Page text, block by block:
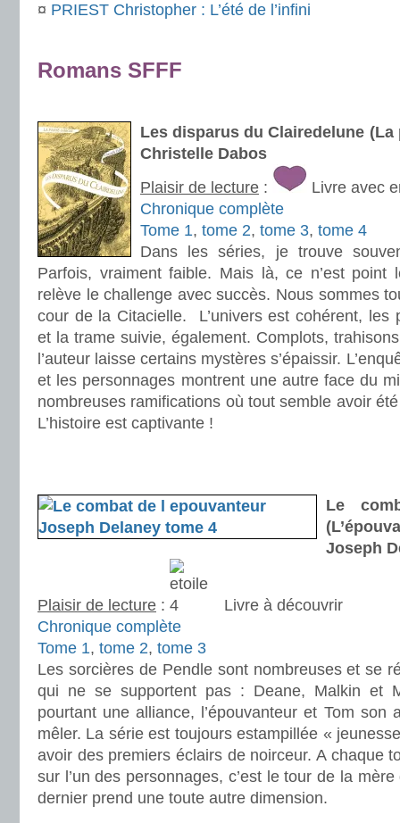
¤ PRIEST Christopher : L’été de l’infini
Romans SFFF
Les disparus du Clairedelune (La
Christelle Dabos
Plaisir de lecture :
Livre avec
Chronique complète
Tome 1, tome 2, tome 3, tome 4
Dans les séries, je trouve
Parfois, vraiment faible. Mais là, ce n’est point
relève le challenge avec succès. Nous sommes
cour de la Citacielle. L’univers est cohérent, les
et la trame suivie, également. Complots,
l’auteur laisse certains mystères s’épaissir.
et les personnages montrent une autre face du
nombreuses ramifications où tout semble avoir
L’histoire est captivante !
Le
Joseph
Plaisir de lecture :
Livre à découvrir
Chronique complète
Tome 1, tome 2, tome 3
Les sorcières de Pendle sont nombreuses et se
qui ne se supportent pas : Deane, Malkin et
pourtant une alliance, l’épouvanteur et Tom son
mêler. La série est toujours estampillée «
avoir des premiers éclairs de noirceur. A chaque
sur l’un des personnages, c’est le tour de la
dernier prend une toute autre dimension.